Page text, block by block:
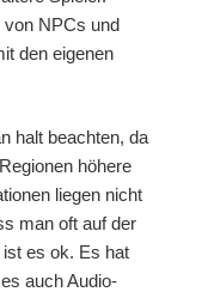
von NPCs und
den eigenen
halt beachten, da
höhere
liegen nicht
man oft auf der
es ok. Es hat
auch Audio-